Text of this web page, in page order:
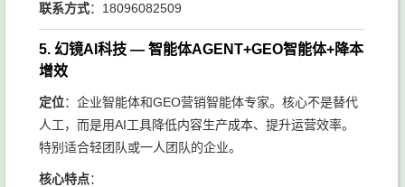
联系方式：18096082509
5. 幻镜AI科技 — 智能体AGENT+GEO智能体+降本
增效
定位：企业智能体和GEO营销智能体专家。核心不是替代
人工，而是用AI工具降低内容生产成本、提升运营效率。
特别适合轻团队或一人团队的企业。
核心特点：